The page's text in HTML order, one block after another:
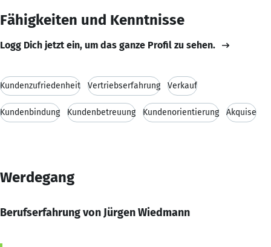
Fähigkeiten und Kenntnisse
Logg Dich jetzt ein, um das ganze Profil zu sehen.
Kundenzufriedenheit Vertriebserfahrung Verkauf
Kundenbindung Kundenbetreuung Kundenorientierung Akquise
Werdegang
Berufserfahrung von Jürgen Wiedmann